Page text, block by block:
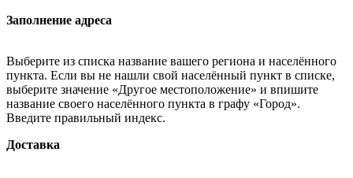
Заполнение адреса
Выберите из списка название вашего региона и населённого
пункта. Если вы не нашли свой населённый пункт в списке,
выберите значение «Другое местоположение» и впишите
название своего населённого пункта в графу «Город».
Введите правильный индекс.
Доставка